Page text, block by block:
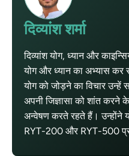
दिव्यांश शर्मा
दिव्यांश योग, ध्यान और
योग और ध्यान का अभ्यास कर
योग को जोड़ने का विचार
अपनी जिज्ञासा को शांत करने
अन्वेषण करते रहते हैं। उन्होंने
RYT-200 और RYT-500